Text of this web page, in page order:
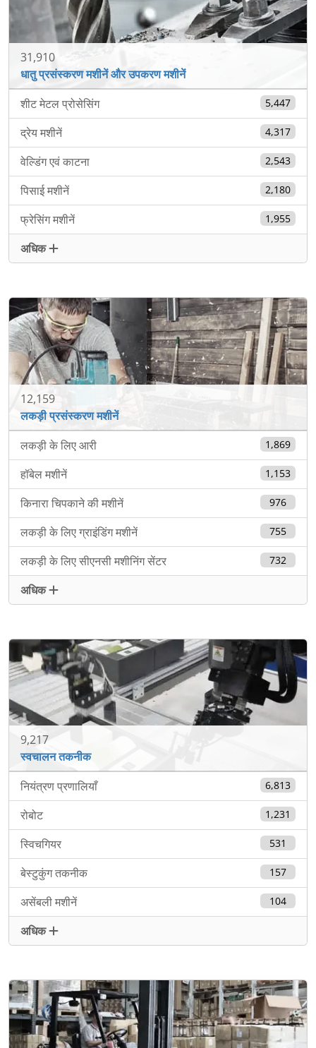
31,910
धातु प्रसंस्करण मशीनें और उपकरण मशीनें
शीट मेटल प्रोसेसिंग
5,447
द्रेय मशीनें 4,317
वेल्डिंग एवं काटना 2,543
पिसाई मशीनें 2,180
फ्रेसिंग मशीनें 1,955
अधिक
12,159
लकड़ी प्रसंस्करण मशीनें
लकड़ी के लिए आरी
1,869
हॉबेल मशीनें 1,153
किनारा चिपकाने की मशीनें 976
लकड़ी के लिए ग्राइंडिंग मशीनें 755
लकड़ी के लिए सीएनसी मशीनिंग सेंटर 732
अधिक
9,217
स्वचालन तकनीक
नियंत्रण प्रणालियाँ
6,813
रोबोट 1,231
स्विचगियर 531
बेस्टुकुंग तकनीक 157
असेंबली मशीनें 104
अधिक